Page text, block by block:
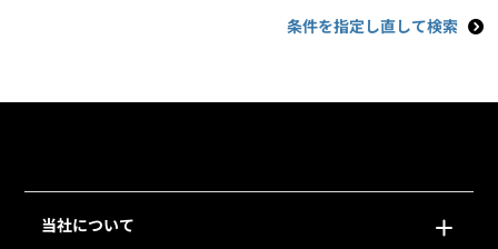
条件を指定し直して検索
当社について